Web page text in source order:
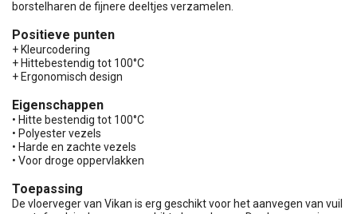
borstelharen de fijnere deeltjes verzamelen.
Positieve punten
+ Kleurcodering
+ Hittebestendig tot 100°C
+ Ergonomisch design
Eigenschappen
• Hitte bestendig tot 100°C
• Polyester vezels
• Harde en zachte vezels
• Voor droge oppervlakken
Toepassing
De vloerveger van Vikan is erg geschikt voor het aanvegen van vuil